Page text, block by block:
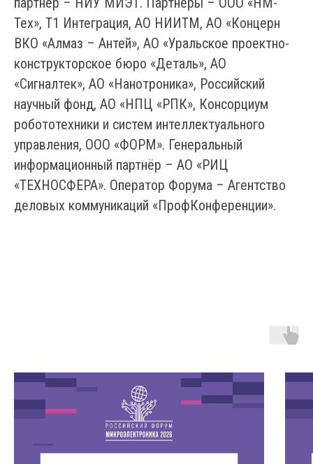
Тех», Т1 Интеграция, АО НИИТМ, АО «Концерн
ВКО «Алмаз – Антей», АО «Уральское проектно-
конструкторское бюро «Деталь», АО
«Сигналтек», АО «Нанотроника», Российский
научный фонд, АО «НПЦ «РПК», Консорциум
робототехники и систем интеллектуального
управления, ООО «ФОРМ». Генеральный
информационный партнёр – АО «РИЦ
«ТЕХНОСФЕРА». Оператор Форума – Агентство
деловых коммуникаций «ПрофКонференции».